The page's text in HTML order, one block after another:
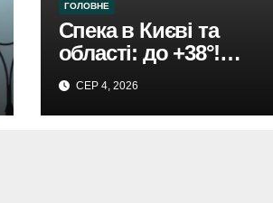
ГОЛОВНЕ
Спека в Києві та
області: до +38°!
Прогноз
Укргідрометеоцентру
.
СЕР 4, 2026